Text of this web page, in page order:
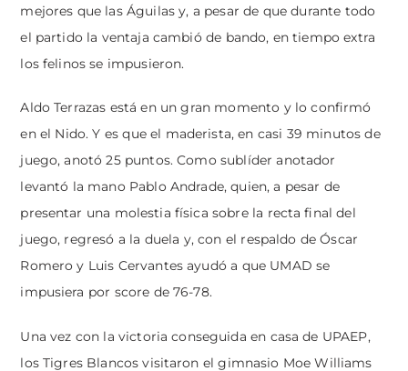
mejores que las Águilas y, a pesar de que durante todo
el partido la ventaja cambió de bando, en tiempo extra
los felinos se impusieron.
Aldo Terrazas está en un gran momento y lo confirmó
en el Nido. Y es que el maderista, en casi 39 minutos de
juego, anotó 25 puntos. Como sublíder anotador
levantó la mano Pablo Andrade, quien, a pesar de
presentar una molestia física sobre la recta final del
juego, regresó a la duela y, con el respaldo de Óscar
Romero y Luis Cervantes ayudó a que UMAD se
impusiera por score de 76-78.
Una vez con la victoria conseguida en casa de UPAEP,
los Tigres Blancos visitaron el gimnasio Moe Williams